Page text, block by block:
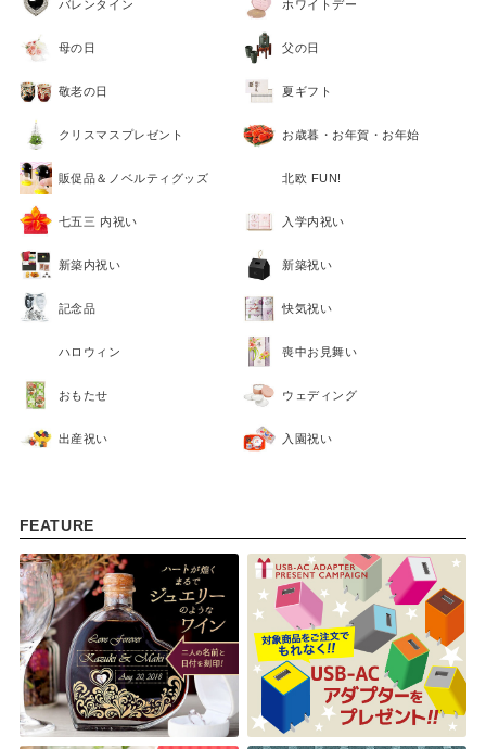
バレンタイン ホワイトデー
母の日 父の日
敬老の日 夏ギフト
クリスマスプレゼント お歳暮・お年賀・お年始
販促品＆ノベルティグッズ 北欧 FUN!
七五三 内祝い 入学内祝い
新築内祝い 新築祝い
記念品 快気祝い
ハロウィン 喪中お見舞い
おもたせ ウェディング
出産祝い 入園祝い
FEATURE